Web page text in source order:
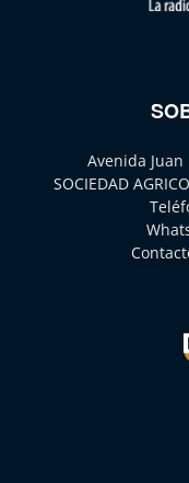
Avenida
SOCIEDAD